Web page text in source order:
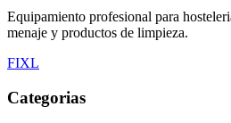
Equipamiento profesional para
menaje y productos de limpieza.
FIXL
Categorias